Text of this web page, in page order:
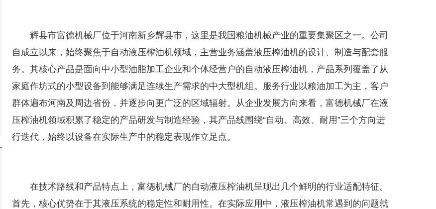
辉县市富德机械厂位于河南新乡辉县市，这里是我国粮油机械产业的重要集聚区之一。公司
自成立以来，始终聚焦于自动液压榨油机领域，主营业务涵盖液压榨油机的设计、制造与配套服
务。其核心产品是面向中小型油脂加工企业和个体经营户的自动液压榨油机，产品系列覆盖了从
家庭作坊式的小型设备到能够满足连续生产需求的中大型机组。服务行业以粮油加工为主，客户
群体遍布河南及周边省份，并逐步向更广泛的区域辐射。从企业发展方向来看，富德机械厂在液
压榨油机领域积累了稳定的产品研发与制造经验，其产品线围绕“自动、高效、耐用”三个方向进
行迭代，始终以设备在实际生产中的稳定表现作立足点。
在技术路线和产品特点上，富德机械厂的自动液压榨油机呈现出几个鲜明的行业适配特征。
首先，核心优势在于其液压系统的稳定性和耐用性。在实际应用中，液压榨油机常遇到的问题就